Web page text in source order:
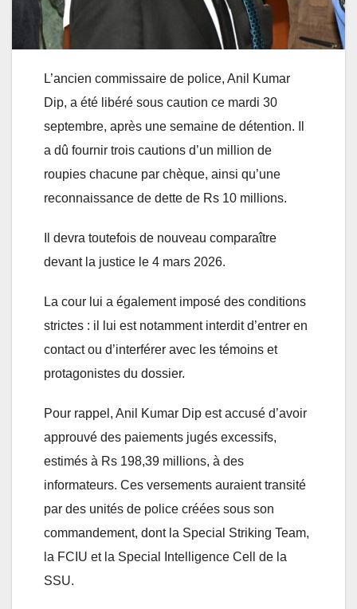
L’ancien commissaire de police, Anil Kumar
Dip, a été libéré sous caution ce mardi 30
septembre, après une semaine de détention. Il
a dû fournir trois cautions d’un million de
roupies chacune par chèque, ainsi qu’une
reconnaissance de dette de Rs 10 millions.
Il devra toutefois de nouveau comparaître
devant la justice le 4 mars 2026.
La cour lui a également imposé des conditions
strictes : il lui est notamment interdit d’entrer en
contact ou d’interférer avec les témoins et
protagonistes du dossier.
Pour rappel, Anil Kumar Dip est accusé d’avoir
approuvé des paiements jugés excessifs,
estimés à Rs 198,39 millions, à des
informateurs. Ces versements auraient transité
par des unités de police créées sous son
commandement, dont la Special Striking Team,
la FCIU et la Special Intelligence Cell de la
SSU.